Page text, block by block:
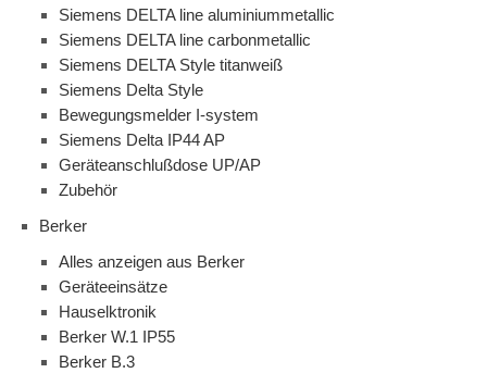
Siemens DELTA line aluminiummetallic
Siemens DELTA line carbonmetallic
Siemens DELTA Style titanweiß
Siemens Delta Style
Bewegungsmelder I-system
Siemens Delta IP44 AP
Geräteanschlußdose UP/AP
Zubehör
Berker
Alles anzeigen aus Berker
Geräteeinsätze
Hauselktronik
Berker W.1 IP55
Berker B.3